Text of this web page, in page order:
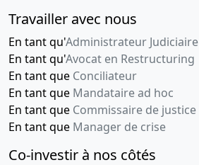
Travailler avec nous
En tant qu'Administrateur Judiciaire
En tant qu'Avocat en Restructuring
En tant que Conciliateur
En tant que Mandataire ad hoc
En tant que Commissaire de justice
En tant que Manager de crise
Co-investir à nos côtés